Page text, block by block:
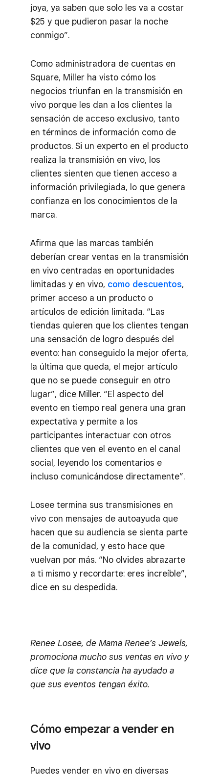
joya, ya saben que solo les va a costar
$25 y que pudieron pasar la noche
conmigo”.
Como administradora de cuentas en
Square, Miller ha visto cómo los
negocios triunfan en la transmisión en
vivo porque les dan a los clientes la
sensación de acceso exclusivo, tanto
en términos de información como de
productos. Si un experto en el producto
realiza la transmisión en vivo, los
clientes sienten que tienen acceso a
información privilegiada, lo que genera
confianza en los conocimientos de la
marca.
Afirma que las marcas también
deberían crear ventas en la transmisión
en vivo centradas en oportunidades
limitadas y en vivo, como descuentos,
primer acceso a un producto o
artículos de edición limitada. “Las
tiendas quieren que los clientes tengan
una sensación de logro después del
evento: han conseguido la mejor oferta,
la última que queda, el mejor artículo
que no se puede conseguir en otro
lugar”, dice Miller. “El aspecto del
evento en tiempo real genera una gran
expectativa y permite a los
participantes interactuar con otros
clientes que ven el evento en el canal
social, leyendo los comentarios e
incluso comunicándose directamente”.
Losee termina sus transmisiones en
vivo con mensajes de autoayuda que
hacen que su audiencia se sienta parte
de la comunidad, y esto hace que
vuelvan por más. “No olvides abrazarte
a ti mismo y recordarte: eres increíble”,
dice en su despedida.
Renee Losee, de Mama Renee’s Jewels,
promociona mucho sus ventas en vivo y
dice que la constancia ha ayudado a
que sus eventos tengan éxito.
Cómo empezar a vender en
vivo
Puedes vender en vivo en diversas